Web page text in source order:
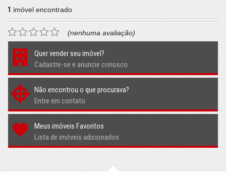
1 imóvel encontrado
(nenhuma avaliação)
Quer vender seu imóvel?
Cadastre-se e anuncie conosco
Não encontrou o que procurava?
Entre em contato
Meus imóveis Favoritos
Lista de imóveis adicionados